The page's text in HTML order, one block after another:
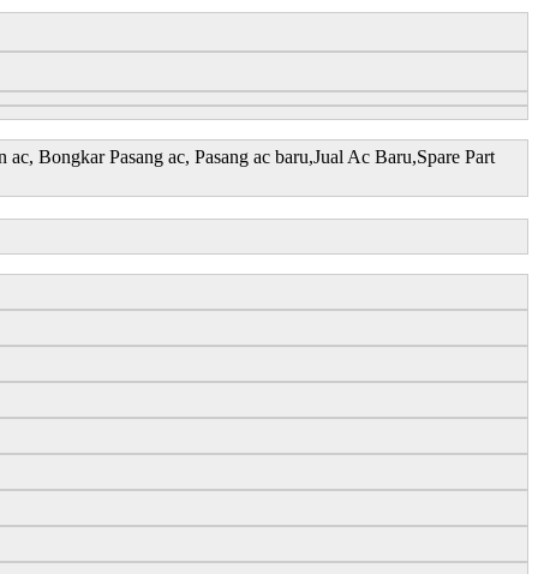
Bongkar Pasang ac, Pasang ac baru,Jual Ac Baru,Spare Part